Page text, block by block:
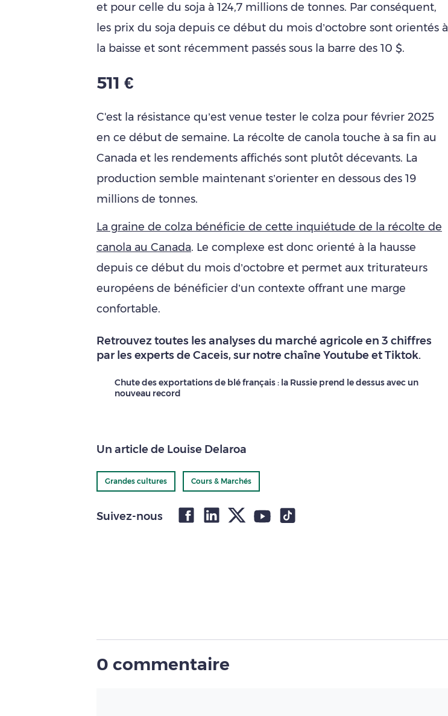
et pour celle du soja à 124,7 millions de tonnes. Par conséquent,
les prix du soja depuis ce début du mois d’octobre sont orientés à
la baisse et sont récemment passés sous la barre des 10 $.
511 €
C'est la résistance qu’est venue tester le colza pour février 2025
en ce début de semaine. La récolte de canola touche à sa fin au
Canada et les rendements affichés sont plutôt décevants. La
production semble maintenant s’orienter en dessous des 19
millions de tonnes.
La graine de colza bénéficie de cette inquiétude de la récolte de
canola au Canada. Le complexe est donc orienté à la hausse
depuis ce début du mois d’octobre et permet aux triturateurs
européens de bénéficier d’un contexte offrant une marge
confortable.
Retrouvez toutes les analyses du marché agricole en 3 chiffres
par les experts de Caceis, sur notre chaîne Youtube etTiktok.
Chute des exportations de blé français : la Russie prend le dessus avec un
nouveau record
Un article de Louise Delaroa
Grandes cultures Cours & Marchés
Suivez-nous
0 commentaire